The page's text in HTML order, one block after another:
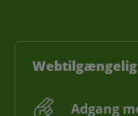
Adgang